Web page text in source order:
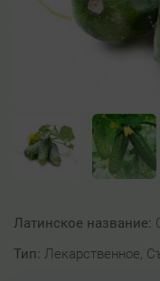
Латинское название:
Тип: Лекарственное,